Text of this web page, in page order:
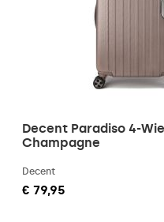
Decent Paradiso 4-
Champagne
Decent
€ 79,95